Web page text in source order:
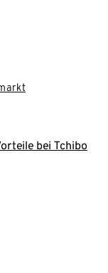
bei Tchibo